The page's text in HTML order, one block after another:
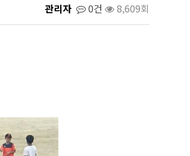
관리자 0건 8,609회